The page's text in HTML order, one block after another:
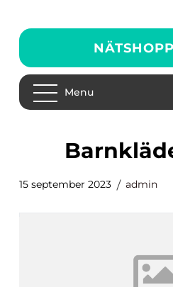
Menu
15 september 2023 admin